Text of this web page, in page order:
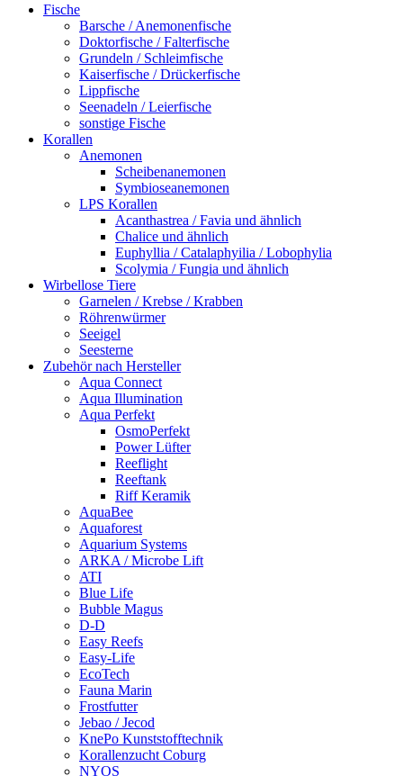
Fische
Barsche / Anemonenfische
Doktorfische / Falterfische
Grundeln / Schleimfische
Kaiserfische / Drückerfische
Lippfische
Seenadeln / Leierfische
sonstige Fische
Korallen
Anemonen
Scheibenanemonen
Symbioseanemonen
LPS Korallen
Acanthastrea / Favia und ähnlich
Chalice und ähnlich
Euphyllia / Catalaphyilia / Lobophylia
Scolymia / Fungia und ähnlich
Wirbellose Tiere
Garnelen / Krebse / Krabben
Röhrenwürmer
Seeigel
Seesterne
Zubehör nach Hersteller
Aqua Connect
Aqua Illumination
Aqua Perfekt
OsmoPerfekt
Power Lüfter
Reeflight
Reeftank
Riff Keramik
AquaBee
Aquaforest
Aquarium Systems
ARKA / Microbe Lift
ATI
Blue Life
Bubble Magus
D-D
Easy Reefs
Easy-Life
EcoTech
Fauna Marin
Frostfutter
Jebao / Jecod
KnePo Kunststofftechnik
Korallenzucht Coburg
NYOS